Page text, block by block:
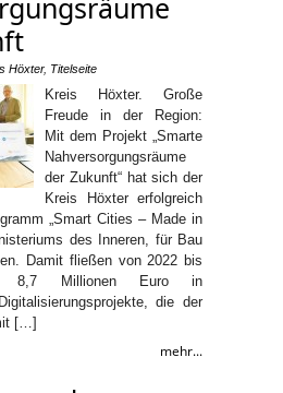
Höxter, Titelseite
Kreis Höxter. Große
Freude in der Region:
Mit dem Projekt „Smarte
Nahversorgungsräume
der Zukunft“ hat sich der
Kreis Höxter erfolgreich
„Smart Cities – Made in
des Inneren, für Bau
Damit fließen von 2022 bis
8,7 Millionen Euro in
die der
[…]
mehr...